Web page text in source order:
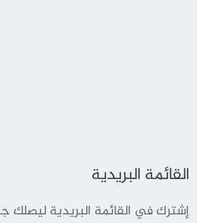
القائمة البريدية
إشترك في القائمة البريدية ليصلك